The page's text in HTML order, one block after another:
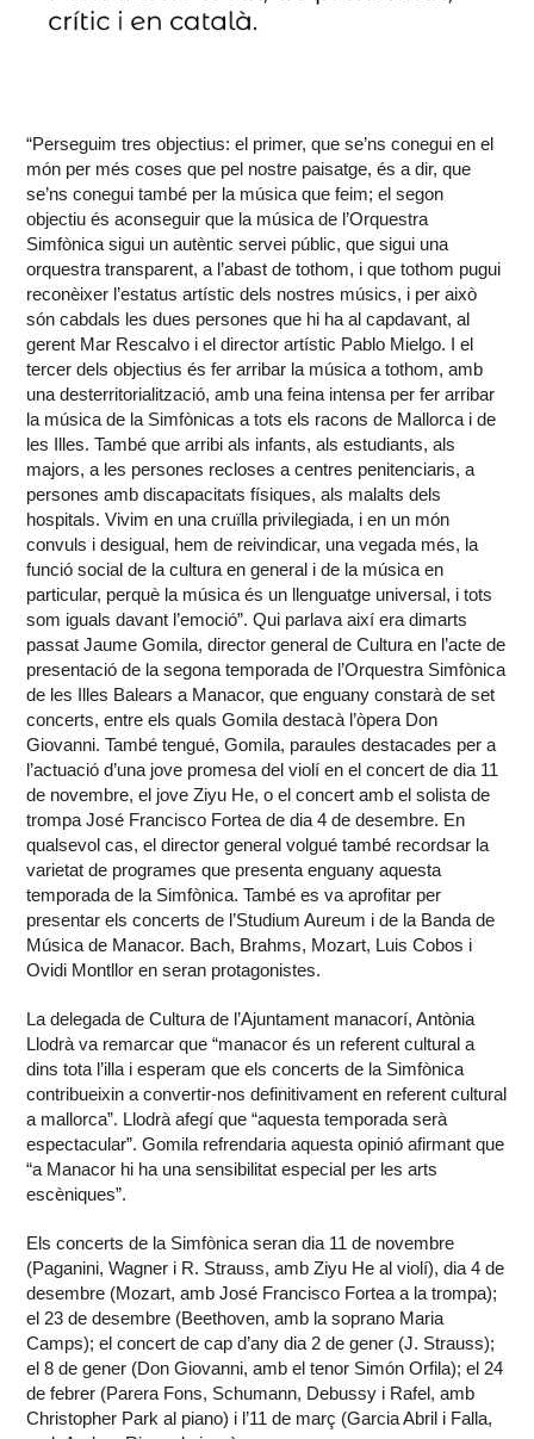
“Perseguim tres objectius: el primer, que se’ns conegui en el
món per més coses que pel nostre paisatge, és a dir, que
se’ns conegui també per la música que feim; el segon
objectiu és aconseguir que la música de l’Orquestra
Simfònica sigui un autèntic servei públic, que sigui una
orquestra transparent, a l’abast de tothom, i que tothom pugui
reconèixer l’estatus artístic dels nostres músics, i per això
són cabdals les dues persones que hi ha al capdavant, al
gerent Mar Rescalvo i el director artístic Pablo Mielgo. I el
tercer dels objectius és fer arribar la música a tothom, amb
una desterritorialització, amb una feina intensa per fer arribar
la música de la Simfònicas a tots els racons de Mallorca i de
les Illes. També que arribi als infants, als estudiants, als
majors, a les persones recloses a centres penitenciaris, a
persones amb discapacitats físiques, als malalts dels
hospitals. Vivim en una cruïlla privilegiada, i en un món
convuls i desigual, hem de reivindicar, una vegada més, la
funció social de la cultura en general i de la música en
particular, perquè la música és un llenguatge universal, i tots
som iguals davant l’emoció”. Qui parlava així era dimarts
passat Jaume Gomila, director general de Cultura en l’acte de
presentació de la segona temporada de l’Orquestra Simfònica
de les Illes Balears a Manacor, que enguany constarà de set
concerts, entre els quals Gomila destacà l’òpera Don
Giovanni. També tengué, Gomila, paraules destacades per a
l’actuació d’una jove promesa del violí en el concert de dia 11
de novembre, el jove Ziyu He, o el concert amb el solista de
trompa José Francisco Fortea de dia 4 de desembre. En
qualsevol cas, el director general volgué també recordsar la
varietat de programes que presenta enguany aquesta
temporada de la Simfònica. També es va aprofitar per
presentar els concerts de l’Studium Aureum i de la Banda de
Música de Manacor. Bach, Brahms, Mozart, Luis Cobos i
Ovidi Montllor en seran protagonistes.
La delegada de Cultura de l’Ajuntament manacorí, Antònia
Llodrà va remarcar que “manacor és un referent cultural a
dins tota l’illa i esperam que els concerts de la Simfònica
contribueixin a convertir-nos definitivament en referent cultural
a mallorca”. Llodrà afegí que “aquesta temporada serà
espectacular”. Gomila refrendaria aquesta opinió afirmant que
“a Manacor hi ha una sensibilitat especial per les arts
escèniques”.
Els concerts de la Simfònica seran dia 11 de novembre
(Paganini, Wagner i R. Strauss, amb Ziyu He al violí), dia 4 de
desembre (Mozart, amb José Francisco Fortea a la trompa);
el 23 de desembre (Beethoven, amb la soprano Maria
Camps); el concert de cap d’any dia 2 de gener (J. Strauss);
el 8 de gener (Don Giovanni, amb el tenor Simón Orfila); el 24
de febrer (Parera Fons, Schumann, Debussy i Rafel, amb
Christopher Park al piano) i l’11 de març (Garcia Abril i Falla,